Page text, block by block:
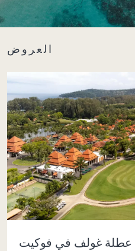
العروض
عطلة غولف في فوكيت